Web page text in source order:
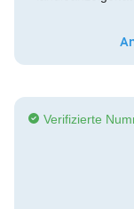
Verifizierte